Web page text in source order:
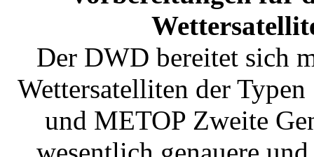
Der DWD bereitet sich
Wettersatelliten der
und METOP Zweite